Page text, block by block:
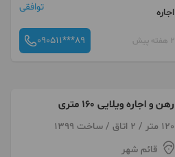
اجاره
توافقی
2 هفته پیش 090511***89
رهن و اجاره ویلایی ۱۶۰ متری
120 متر / 2 اتاق / ساخت 1399
قائم شهر